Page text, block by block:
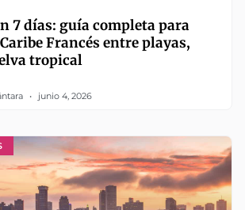
7 días: guía completa para
Francés entre playas,
tropical
junio 4, 2026